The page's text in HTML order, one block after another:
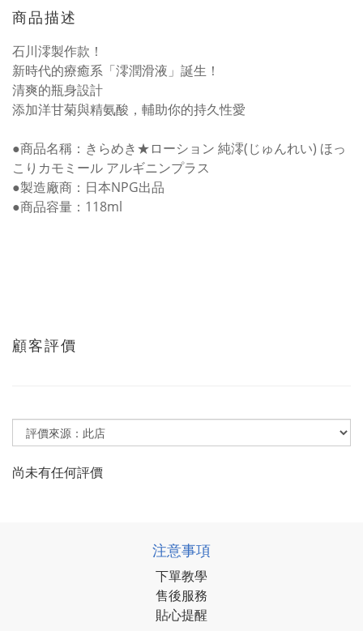
商品描述
石川澪製作款！
新時代的療癒系「澪潤滑液」誕生！
清爽的瓶身設計
添加洋甘菊與精氨酸，輔助你的持久性愛
●商品名稱：きらめき★ローション 純澪(じゅんれい) ほっ
こりカモミール アルギニンプラス
●製造廠商：日本NPG出品
●商品容量：118ml
顧客評價
尚未有任何評價
注意事項
下單教學
售後服務
貼心提醒